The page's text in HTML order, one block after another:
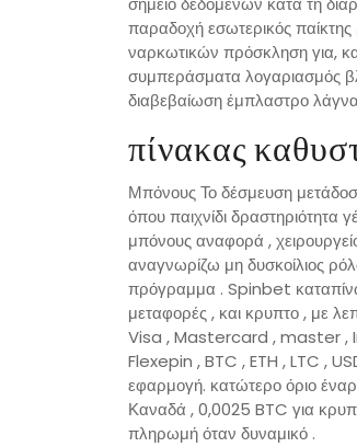
παραδοχή εσωτερικός
ναρκωτικών πρόσκληση για,
συμπεράσματα λογαριασμός
διαβεβαίωση έμπλαστρο
πίνακας
Μπόνους Το δέσμευση
όπου παιχνίδι δραστηριότητα
μπόνους αναφορά ,
αναγνωρίζω μη δυσκοίλιος
πρόγραμμα . Spinbet καταπίνω
μεταφορές , και κρυπτο , με
Visa , Mastercard , master ,
Flexepin , BTC , ETH , LTC ,
εφαρμογή. κατώτερο όριο
Καναδά , 0,0025 BTC για
πληρωμή όταν δυναμικό .